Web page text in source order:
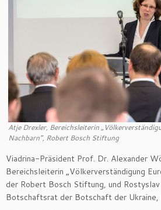
Atje Drexler, Bereichsleiterin
Nachbarn“, Robert Bosch Stiftung
Viadrina-Präsident Prof. Dr. Alexander
Bereichsleiterin „Völkerverständigung
der Robert Bosch Stiftung, und
Botschaftsrat der Botschaft der